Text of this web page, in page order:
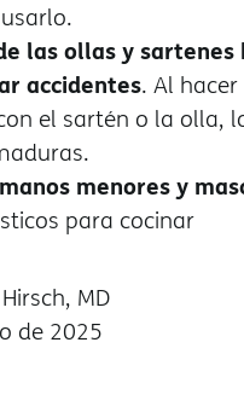
las ollas y
accidentes. Al
el sartén o la olla,
menores y
para cocinar
MD
de 2025